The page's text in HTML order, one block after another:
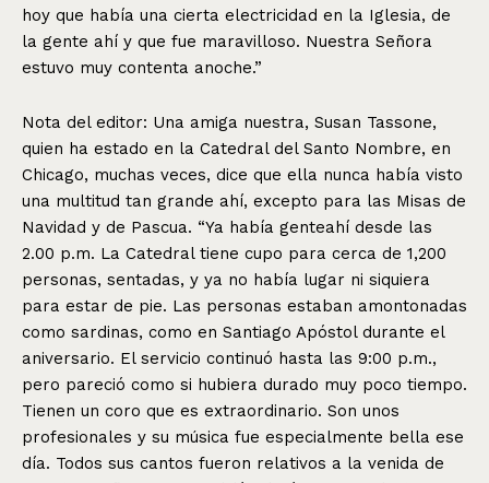
hoy que había una cierta electricidad en la Iglesia, de
la gente ahí y que fue maravilloso. Nuestra Señora
estuvo muy contenta anoche.”
Nota del editor: Una amiga nuestra, Susan Tassone,
quien ha estado en la Catedral del Santo Nombre, en
Chicago, muchas veces, dice que ella nunca había visto
una multitud tan grande ahí, excepto para las Misas de
Navidad y de Pascua. “Ya había genteahí desde las
2.00 p.m. La Catedral tiene cupo para cerca de 1,200
personas, sentadas, y ya no había lugar ni siquiera
para estar de pie. Las personas estaban amontonadas
como sardinas, como en Santiago Apóstol durante el
aniversario. El servicio continuó hasta las 9:00 p.m.,
pero pareció como si hubiera durado muy poco tiempo.
Tienen un coro que es extraordinario. Son unos
profesionales y su música fue especialmente bella ese
día. Todos sus cantos fueron relativos a la venida de